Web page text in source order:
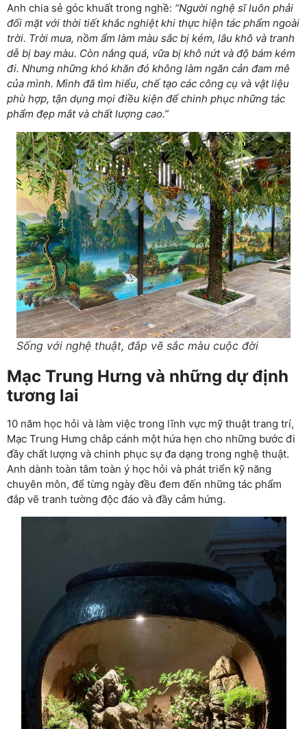
Anh chia sẻ góc khuất trong nghề: “Người nghệ sĩ luôn phải
đối mặt với thời tiết khắc nghiệt khi thực hiện tác phẩm ngoài
trời. Trời mưa, nồm ẩm làm màu sắc bị kém, lâu khô và tranh
dễ bị bay màu. Còn nắng quá, vữa bị khô nứt và độ bám kém
đi. Nhưng những khó khăn đó không làm ngăn cản đam mê
của mình. Mình đã tìm hiểu, chế tạo các công cụ và vật liệu
phù hợp, tận dụng mọi điều kiện để chinh phục những tác
phẩm đẹp mắt và chất lượng cao.”
Sống với nghệ thuật, đắp vẽ sắc màu cuộc đời
Mạc Trung Hưng và những dự định
tương lai
10 năm học hỏi và làm việc trong lĩnh vực mỹ thuật trang trí,
Mạc Trung Hưng chắp cánh một hứa hẹn cho những bước đi
đầy chất lượng và chinh phục sự đa dạng trong nghệ thuật.
Anh dành toàn tâm toàn ý học hỏi và phát triển kỹ năng
chuyên môn, để từng ngày đều đem đến những tác phẩm
đắp vẽ tranh tường độc đáo và đầy cảm hứng.